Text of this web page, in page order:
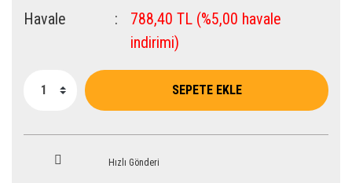
Havale
788,40 TL (%5,00 havale
indirimi)
SEPETE EKLE
Hızlı Gönderi